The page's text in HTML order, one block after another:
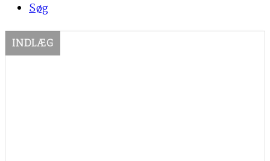
Søg
INDLÆG